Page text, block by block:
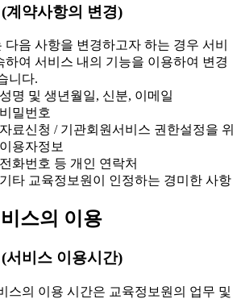
계약사항의 변경)
다음 사항을 변경하고자 하는 경우 서비
하여 서비스 내의 기능을 이용하여 변경
니다.
명 및 생년월일, 신분, 이메일
밀번호
료신청 / 기관회원서비스 권한설정을 위
용자정보
화번호 등 개인 연락처
타 교육정보원이 인정하는 경미한 사항
스의 이용
서비스 이용시간)
스의 이용 시간은 교육정보원의 업무 및